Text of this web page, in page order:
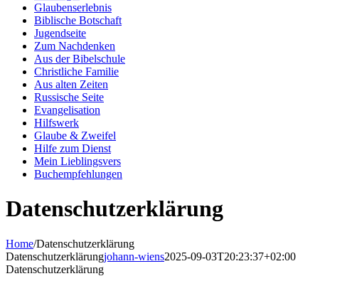
Glaubenserlebnis
Biblische Botschaft
Jugendseite
Zum Nachdenken
Aus der Bibelschule
Christliche Familie
Aus alten Zeiten
Russische Seite
Evangelisation
Hilfswerk
Glaube & Zweifel
Hilfe zum Dienst
Mein Lieblingsvers
Buchempfehlungen
Datenschutzerklärung
Home/Datenschutzerklärung
Datenschutzerklärungjohann-wiens2025-09-03T20:23:37+02:00
Datenschutzerklärung